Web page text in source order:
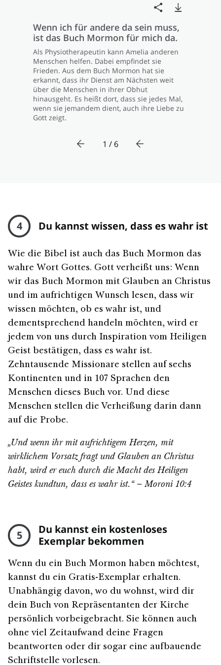
Wenn ich für andere da sein muss,
ist das Buch Mormon für mich da.
Als Physiotherapeutin kann Amelia anderen
Menschen helfen. Dabei empfindet sie
Frieden. Aus dem Buch Mormon hat sie
erkannt, dass ihr Dienst am Nächsten weit
über die Menschen in ihrer Obhut
hinausgeht. Es heißt dort, dass sie jedes Mal,
wenn sie jemandem dient, auch ihre Liebe zu
Gott zeigt.
1 / 6
4 Du kannst wissen, dass es wahr ist
Wie die Bibel ist auch das Buch Mormon das
wahre Wort Gottes. Gott verheißt uns: Wenn
wir das Buch Mormon mit Glauben an Christus
und im aufrichtigen Wunsch lesen, dass wir
wissen möchten, ob es wahr ist, und
dementsprechend handeln möchten, wird er
jedem von uns durch Inspiration vom Heiligen
Geist bestätigen, dass es wahr ist.
Zehntausende Missionare stellen auf sechs
Kontinenten und in 107 Sprachen den
Menschen dieses Buch vor. Und diese
Menschen stellen die Verheißung darin dann
auf die Probe.
„Und wenn ihr mit aufrichtigem Herzen, mit
wirklichem Vorsatz fragt und Glauben an Christus
habt, wird er euch durch die Macht des Heiligen
Geistes kundtun, dass es wahr ist.“ – Moroni 10:4
5
Du kannst ein kostenloses
Exemplar bekommen
Wenn du ein Buch Mormon haben möchtest,
kannst du ein Gratis-Exemplar erhalten.
Unabhängig davon, wo du wohnst, wird dir
dein Buch von Repräsentanten der Kirche
persönlich vorbeigebracht. Sie können auch
ohne viel Zeitaufwand deine Fragen
beantworten oder dir sogar eine aufbauende
Schriftstelle vorlesen.